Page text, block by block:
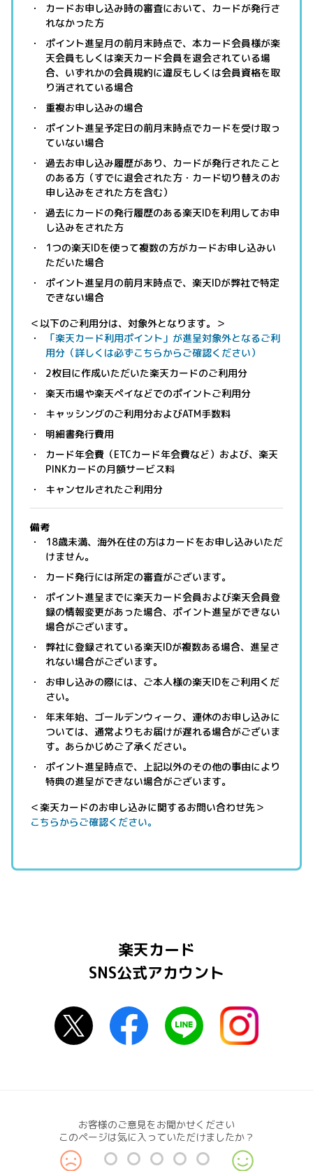
カードお申し込み時の審査において、カードが発行さ
れなかった方
ポイント進呈月の前月末時点で、本カード会員様が楽
天会員もしくは楽天カード会員を退会されている場
合、いずれかの会員規約に違反もしくは会員資格を取
り消されている場合
重複お申し込みの場合
ポイント進呈予定日の前月末時点でカードを受け取っ
ていない場合
過去お申し込み履歴があり、カードが発行されたこと
のある方（すでに退会された方・カード切り替えのお
申し込みをされた方を含む）
過去にカードの発行履歴のある楽天IDを利用してお申
し込みをされた方
1つの楽天IDを使って複数の方がカードお申し込みい
ただいた場合
ポイント進呈月の前月末時点で、楽天IDが弊社で特定
できない場合
＜以下のご利用分は、対象外となります。＞
「楽天カード利用ポイント」が進呈対象外となるご利
用分（詳しくは必ずこちらからご確認ください）
2枚目に作成いただいた楽天カードのご利用分
楽天市場や楽天ペイなどでのポイントご利用分
キャッシングのご利用分およびATM手数料
明細書発行費用
カード年会費（ETCカード年会費など）および、楽天
PINKカードの月額サービス料
キャンセルされたご利用分
備考
18歳未満、海外在住の方はカードをお申し込みいただ
けません。
カード発行には所定の審査がございます。
ポイント進呈までに楽天カード会員および楽天会員登
録の情報変更があった場合、ポイント進呈ができない
場合がございます。
弊社に登録されている楽天IDが複数ある場合、進呈さ
れない場合がございます。
お申し込みの際には、ご本人様の楽天IDをご利用くだ
さい。
年末年始、ゴールデンウィーク、連休のお申し込みに
ついては、通常よりもお届けが遅れる場合がございま
す。あらかじめご了承ください。
ポイント進呈時点で、上記以外のその他の事由により
特典の進呈ができない場合がございます。
＜楽天カードのお申し込みに関するお問い合わせ先＞
こちらからご確認ください。
楽天カード
SNS公式アカウント
お客様のご意見をお聞かせください
このページは気に入っていただけましたか？